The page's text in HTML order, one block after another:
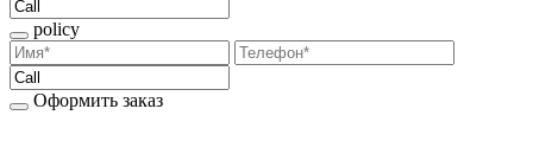
policy
Оформить заказ